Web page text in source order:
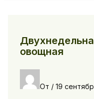
овощная
От / 19